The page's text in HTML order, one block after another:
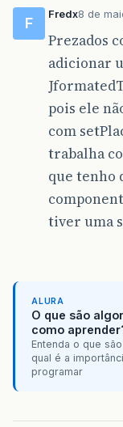
F
Fredx8 de
Prezados
adicionar
pois ele
com
trabalha
que tenho
tiver uma
ALURA
O que são
como
Entenda o que
qual é a
programar